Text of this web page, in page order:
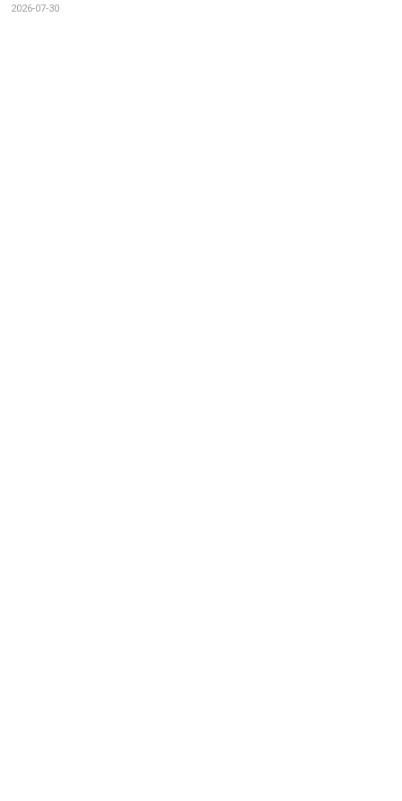
2026-07-30